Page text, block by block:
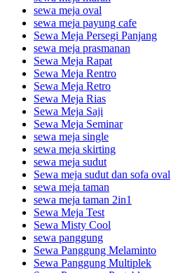
sewa meja oval
sewa meja payung cafe
Sewa Meja Persegi Panjang
sewa meja prasmanan
Sewa Meja Rapat
Sewa Meja Rentro
Sewa Meja Retro
Sewa Meja Rias
Sewa Meja Saji
Sewa Meja Seminar
sewa meja single
sewa meja skirting
sewa meja sudut
Sewa meja sudut dan sofa oval
sewa meja taman
sewa meja taman 2in1
Sewa Meja Test
Sewa Misty Cool
sewa panggung
Sewa Panggung Melaminto
Sewa Panggung Multiplek